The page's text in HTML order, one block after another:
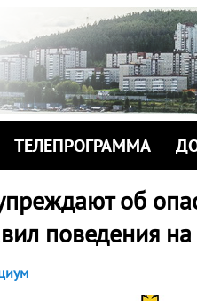
ТЕЛЕПРОГРАММА
об
поведения